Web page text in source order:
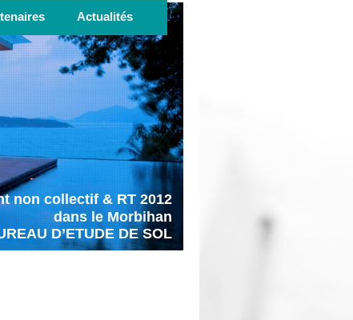
Actualités
non collectif & RT 2012
dans le Morbihan
D’ETUDE DE SOL